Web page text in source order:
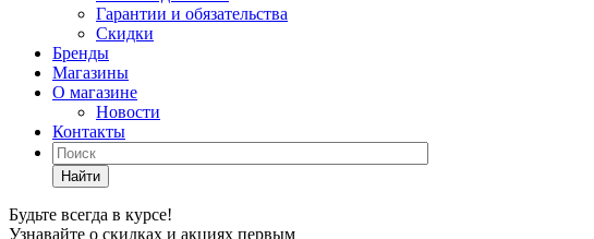
Гарантии и обязательства
Скидки
Бренды
Магазины
О магазине
Новости
Контакты
Найти
Будьте всегда в курсе!
Узнавайте о скидках и акциях первым